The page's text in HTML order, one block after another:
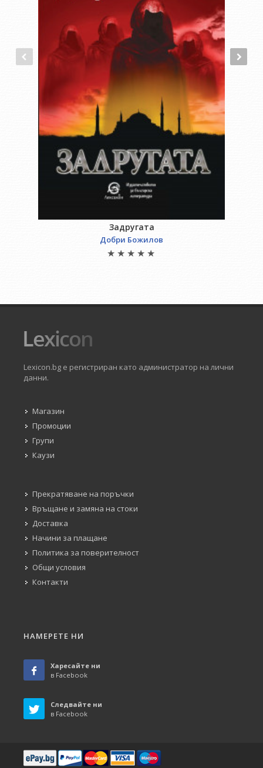
Задругата
Добри Божилов
Lexicon.bg е регистриран като администратор на лични
данни.
Магазин
Промоции
Групи
Каузи
Прекратяване на поръчки
Връщане и замяна на стоки
Доставка
Начини за плащане
Политика за поверителност
Общи условия
Контакти
НАМЕРЕТЕ НИ
Харесайте ни
в Facebook
Следвайте ни
в Facebook